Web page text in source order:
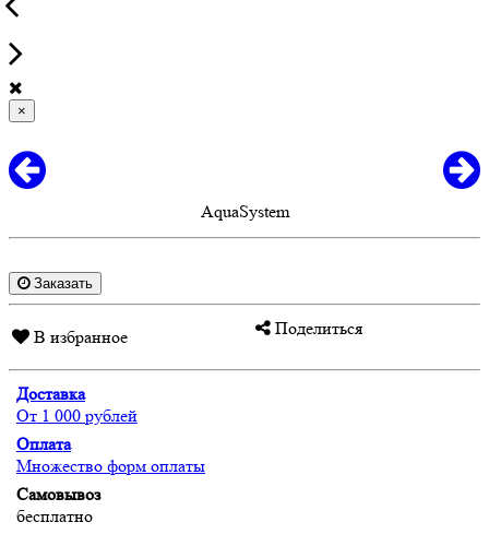
×
AquaSystem
Заказать
В избранное Поделиться
Доставка
От 1 000 рублей
Оплата
Множество форм оплаты
Самовывоз
бесплатно